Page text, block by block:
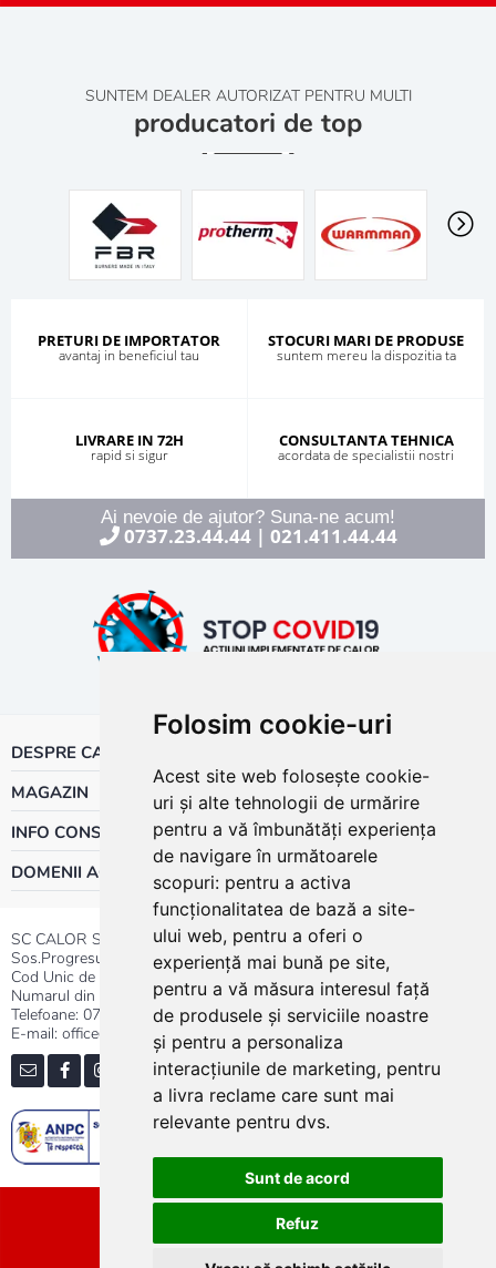
Folosim cookie-uri
Acest site web folosește cookie-
uri și alte tehnologii de urmărire
pentru a vă îmbunătăți experiența
de navigare în următoarele
scopuri: pentru a activa
funcționalitatea de bază a site-
ului web, pentru a oferi o
experiență mai bună pe site,
pentru a vă măsura interesul față
de produsele și serviciile noastre
și pentru a personaliza
interacțiunile de marketing, pentru
a livra reclame care sunt mai
relevante pentru dvs.
Sunt de acord
Refuz
SUNTEM DEALER AUTORIZAT PENTRU MULTI
producatori de top
PRETURI DE IMPORTATOR
avantaj in beneficiul tau
STOCURI MARI DE PRODUSE
suntem mereu la dispozitia ta
LIVRARE IN 72H
rapid si sigur
CONSULTANTA TEHNICA
acordata de specialistii nostri
Ai nevoie de ajutor? Suna-ne acum!
0737.23.44.44| 021.411.44.44
DESPRE CALOR
MAGAZIN
INFO CONSUMATOR
DOMENII ACTIVITATE
SC CALOR SRL
Sos.Progresului nr.30-40, Sector 5, Bucuresti
Cod Unic de Inregistrare: RO 3004724
Numarul din Registrul Comertului:J40/13176/1991
Telefoane: 0737.23.44.44|021.411.44.44
E-mail: office@calor.ro